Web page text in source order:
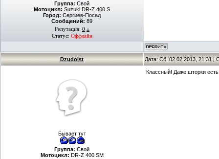
Группа: Свой
Мотоцикл: Suzuki DR-Z 400 S
Город: Сергиев-Посад
Сообщений: 89
Репутация: 0 ±
Статус: Оффлайн
Dzudoist Дата: Сб, 02.02.2013, 21:31 |
Бывает тут
Группа: Свой
Мотоцикл: DR-Z 400 SM
Классный! Даже шторки